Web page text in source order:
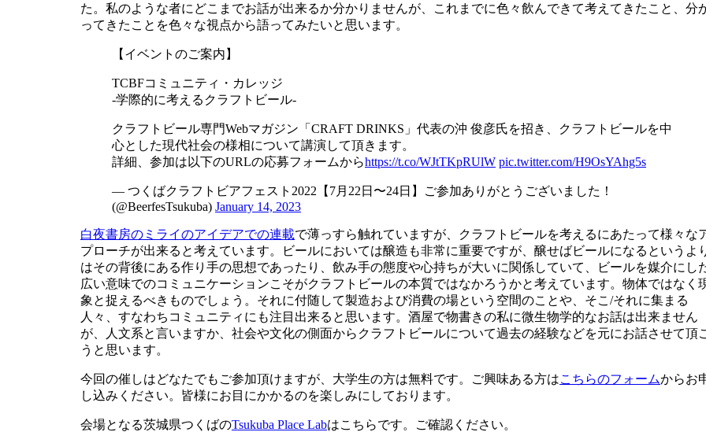
た。私のような者にどこまでお話が出来るか分かりませんが、これまでに色々飲んできて考えてきたこと、分
ってきたことを色々な視点から語ってみたいと思います。
【イベントのご案内】
TCBFコミュニティ・カレッジ
-学際的に考えるクラフトビール-
クラフトビール専門Webマガジン「CRAFT DRINKS」代表の沖 俊彦氏を招き、クラフトビールを中
心とした現代社会の様相について講演して頂きます。
詳細、参加は以下のURLの応募フォームからhttps://t.co/WJtTKpRUlW pic.twitter.com/H9OsYAhg5s
— つくばクラフトビアフェスト2022【7月22日〜24日】ご参加ありがとうございました！
(@BeerfesTsukuba) January 14, 2023
白夜書房のミライのアイデアでの連載で薄っすら触れていますが、クラフトビールを考えるにあたって様々な
プローチが出来ると考えています。ビールにおいては醸造も非常に重要ですが、醸せばビールになるというよ
はその背後にある作り手の思想であったり、飲み手の態度や心持ちが大いに関係していて、ビールを媒介にし
広い意味でのコミュニケーションこそがクラフトビールの本質ではなかろうかと考えています。物体ではなく
象と捉えるべきものでしょう。それに付随して製造および消費の場という空間のことや、そこ/それに集まる
人々、すなわちコミュニティにも注目出来ると思います。酒屋で物書きの私に微生物学的なお話は出来ません
が、人文系と言いますか、社会や文化の側面からクラフトビールについて過去の経験などを元にお話させて頂
うと思います。
今回の催しはどなたでもご参加頂けますが、大学生の方は無料です。ご興味ある方はこちらのフォームからお
し込みください。皆様にお目にかかるのを楽しみにしております。
会場となる茨城県つくばのTsukuba Place Labはこちらです。ご確認ください。